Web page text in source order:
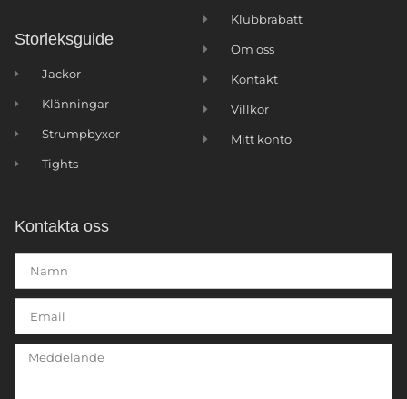
Storleksguide
Jackor
Klänningar
Strumpbyxor
Tights
Klubbrabatt
Om oss
Kontakt
Villkor
Mitt konto
Kontakta oss